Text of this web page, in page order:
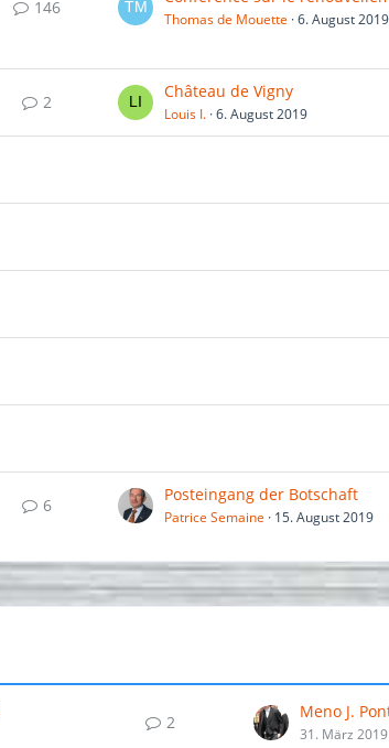
146
Thomas de Mouette 6. August 2019
2
Château de Vigny
Louis I. 6. August 2019
6
Posteingang der Botschaft
Patrice Semaine 15. August 2019
2
Meno J.
31. März 2019